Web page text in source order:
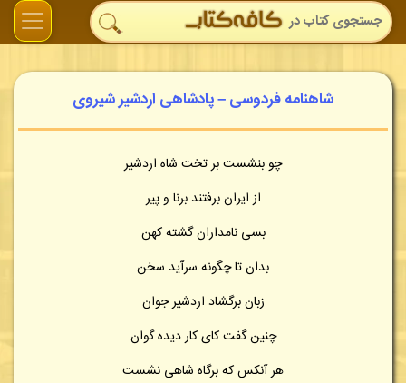
شاهنامه فردوسی – پادشاهی اردشیر شیروی
چو بنشست بر تخت شاه اردشیر
از ایران برفتند برنا و پیر
بسی نامداران گشته کهن
بدان تا چگونه سرآید سخن
زبان برگشاد اردشیر جوان
چنین گفت کای کار دیده گوان
هر آنکس که برگاه شاهی نشست